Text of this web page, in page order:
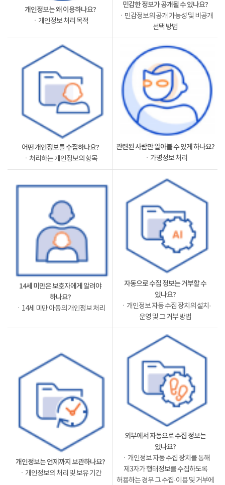
개인정보는 왜 이용하나요?
ㆍ개인정보 처리 목적
민감한 정보가 공개될 수 있나요?
ㆍ민감정보의 공개 가능성 및 비공개
선택 방법
어떤 개인정보를 수집하나요?
ㆍ처리하는 개인정보의 항목
관련된 사람만 알아볼 수 있게 하나요?
ㆍ가명정보 처리
14세 미만은 보호자에게 알려야
하나요?
ㆍ14세 미만 아동의 개인정보 처리
자동으로 수집 정보는 거부할 수
있나요?
ㆍ개인정보 자동 수집 장치의 설치·
운영 및 그 거부 방법
개인정보는 언제까지 보관하나요?
ㆍ개인정보의 처리 및 보유 기간
외부에서 자동으로 수집 정보는
있나요?
ㆍ개인정보 자동 수집 장치를 통해
제3자가 행태정보를 수집하도록
허용하는 경우 그 수집·이용 및 거부에